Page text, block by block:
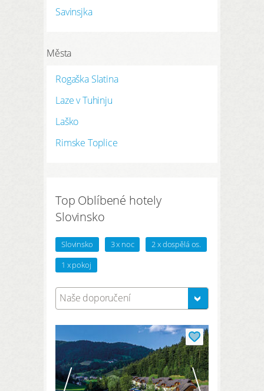
Moje údaje
Moje produkty
Oblíbené hotely
Moje zaměření
PŘIHLÁSIT
Savinsjka
Města
Rogaška Slatina
Laze v Tuhinju
Laško
Rimske Toplice
Top Oblíbené hotely
Slovinsko
Slovinsko 3 x noc
2 x dospělá os.
1 x pokoj
Naše doporučení